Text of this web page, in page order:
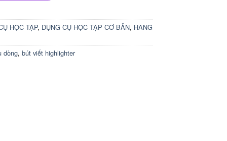
HỌC TẬP, DỤNG CỤ HỌC TẬP CƠ BẢN, HÀNG
dòng, bút viết highlighter